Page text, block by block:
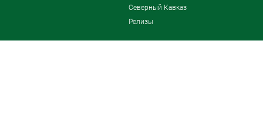
Северный Кавказ
Релизы